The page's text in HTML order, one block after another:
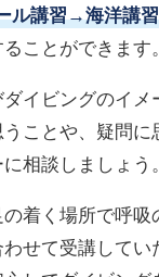
ル講習→海洋講
ことができます。
イビングのイメ
ことや、疑問に
相談しましょう。
着く場所で呼吸
せて受講してい